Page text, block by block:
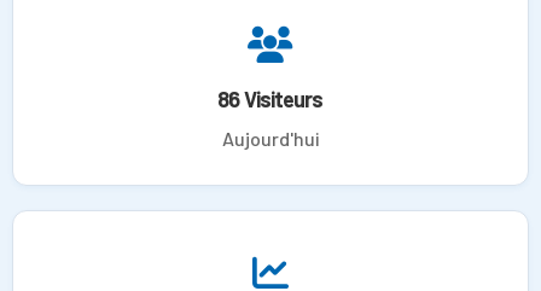
86 Visiteurs
Aujourd'hui